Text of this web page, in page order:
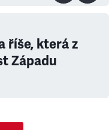
říše, která z
Západu